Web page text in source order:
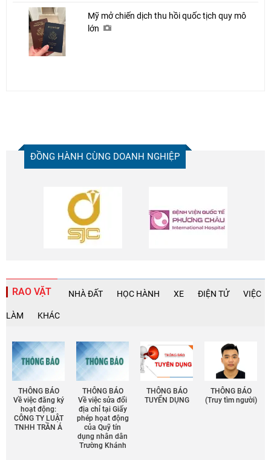
Mỹ mở chiến dịch thu hồi quốc tịch quy mô
lớn
ĐỒNG HÀNH CÙNG DOANH NGHIỆP
RAO VẶT NHÀ ĐẤT HỌC HÀNH XE ĐIỆN TỬ VIỆC
LÀM KHÁC
THÔNG BÁO
Về việc đăng ký
hoạt động:
CÔNG TY LUẬT
TNHH TRẦN Á
THÔNG BÁO
Về việc sửa đổi
địa chỉ tại Giấy
phép họat động
của Quỹ tín
dụng nhân dân
Trường Khánh
THÔNG BÁO
TUYỂN DỤNG
THÔNG BÁO
(Truy tìm người)